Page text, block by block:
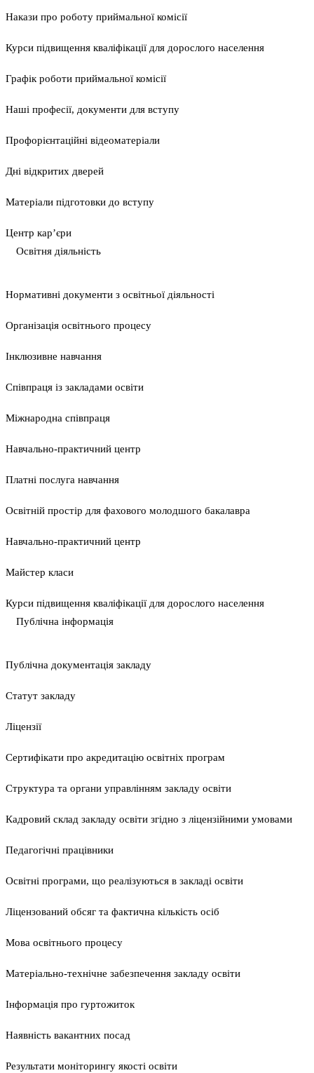
Накази про роботу приймальної комісії
Курси підвищення кваліфікації для дорослого населення
Графік роботи приймальної комісії
Наші професії, документи для вступу
Профорієнтаційні відеоматеріали
Дні відкритих дверей
Матеріали підготовки до вступу
Центр кар’єри
Освітня діяльність
Нормативні документи з освітньої діяльності
Організація освітнього процесу
Інклюзивне навчання
Співпраця із закладами освіти
Міжнародна співпраця
Навчально-практичний центр
Платні послуга навчання
Освітній простір для фахового молодшого бакалавра
Навчально-практичний центр
Майстер класи
Курси підвищення кваліфікації для дорослого населення
Публічна інформація
Публічна документація закладу
Статут закладу
Ліцензії
Сертифікати про акредитацію освітніх програм
Структура та органи управлінням закладу освіти
Кадровий склад закладу освіти згідно з ліцензійними умовами
Педагогічні працівники
Освітні програми, що реалізуються в закладі освіти
Ліцензований обсяг та фактична кількість осіб
Мова освітнього процесу
Матеріально-технічне забезпечення закладу освіти
Інформація про гуртожиток
Наявність вакантних посад
Результати моніторингу якості освіти